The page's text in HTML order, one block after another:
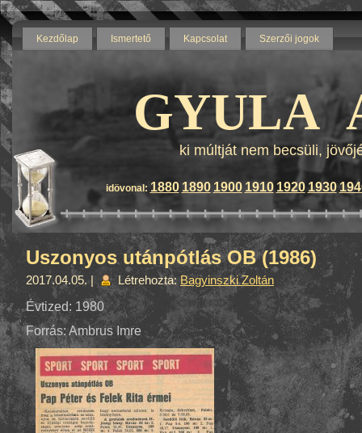
Kezdőlap Ismertető Kapcsolat Szerzői jogok
GYULA
ki múltját nem becsüli,
idövonal: 1880 1890 1900 1910 1920 1930
Uszonyos utánpótlás OB (1986)
2017.04.05. | Létrehozta: Bagyinszki Zoltán
Évtized: 1980
Forrás: Ambrus Imre